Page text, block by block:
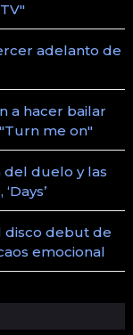
adelanto de
a hacer bailar
me on"
del duelo y las
disco debut de
emocional